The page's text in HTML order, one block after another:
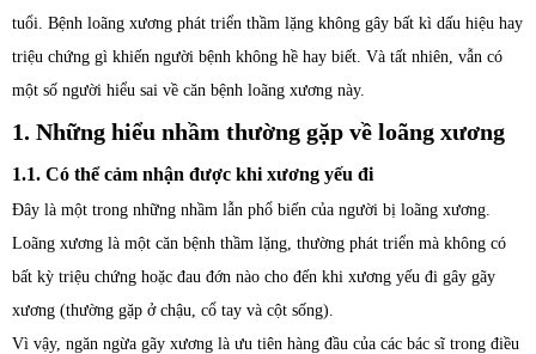
tuổi. Bệnh loãng xương phát triển thầm lặng không gây bất kì dấu hiệu hay
triệu chứng gì khiến người bệnh không hề hay biết. Và tất nhiên, vẫn có
một số người hiểu sai về căn bệnh loãng xương này.
1. Những hiểu nhầm thường gặp về loãng xương
1.1. Có thể cảm nhận được khi xương yếu đi
Đây là một trong những nhầm lẫn phổ biến của người bị loãng xương.
Loãng xương là một căn bệnh thầm lặng, thường phát triển mà không có
bất kỳ triệu chứng hoặc đau đớn nào cho đến khi xương yếu đi gây gãy
xương (thường gặp ở chậu, cổ tay và cột sống).
Vì vậy, ngăn ngừa gãy xương là ưu tiên hàng đầu của các bác sĩ trong điều